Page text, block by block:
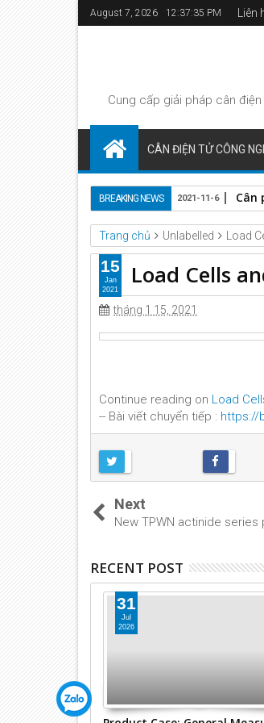
August 7, 2026 12:37:35 PM Liên
Cung cấp giải pháp cân
CÂN ĐIỆN TỬ CÔNG
BREAKING NEWS Cân
2021-11-6
Trang chủ Unlabelled Load
Load Cells
tháng 1 15, 2021
Continue reading on Load
-- Bài viết chuyển tiếp : https://
15
Jan
2021
Next
New TPWN actinide
RECENT POST
31
Jul
2026